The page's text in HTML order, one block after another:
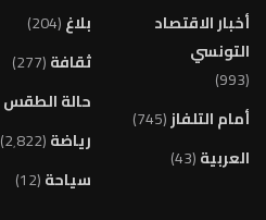
أخبار الاقتصاد
التونسي
(993)
أمام التلفاز(745)
العربية(43)
بلاغ(204)
ثقافة(277)
حالة الطقس
رياضة(2٬822)
سياحة(12)